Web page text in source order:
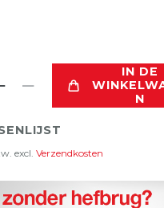
IN DE
N
excl. Verzendkosten